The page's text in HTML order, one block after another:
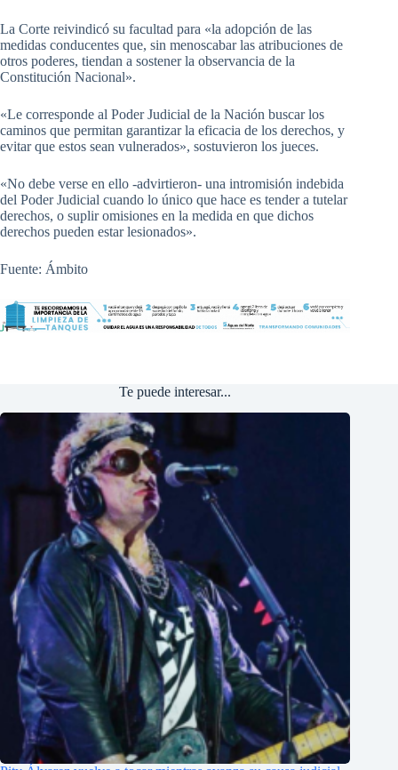
La Corte reivindicó su facultad para «la adopción de las
medidas conducentes que, sin menoscabar las atribuciones de
otros poderes, tiendan a sostener la observancia de la
Constitución Nacional».
«Le corresponde al Poder Judicial de la Nación buscar los
caminos que permitan garantizar la eficacia de los derechos, y
evitar que estos sean vulnerados», sostuvieron los jueces.
«No debe verse en ello -advirtieron- una intromisión indebida
del Poder Judicial cuando lo único que hace es tender a tutelar
derechos, o suplir omisiones en la medida en que dichos
derechos pueden estar lesionados».
Fuente: Ámbito
Te puede interesar...